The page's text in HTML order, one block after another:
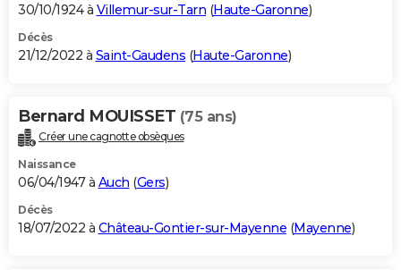
30/10/1924 à Villemur-sur-Tarn (Haute-Garonne)
Décès
21/12/2022 à Saint-Gaudens (Haute-Garonne)
Bernard MOUISSET (75 ans)
Créer une cagnotte obsèques
Naissance
06/04/1947 à Auch (Gers)
Décès
18/07/2022 à Château-Gontier-sur-Mayenne (Mayenne)